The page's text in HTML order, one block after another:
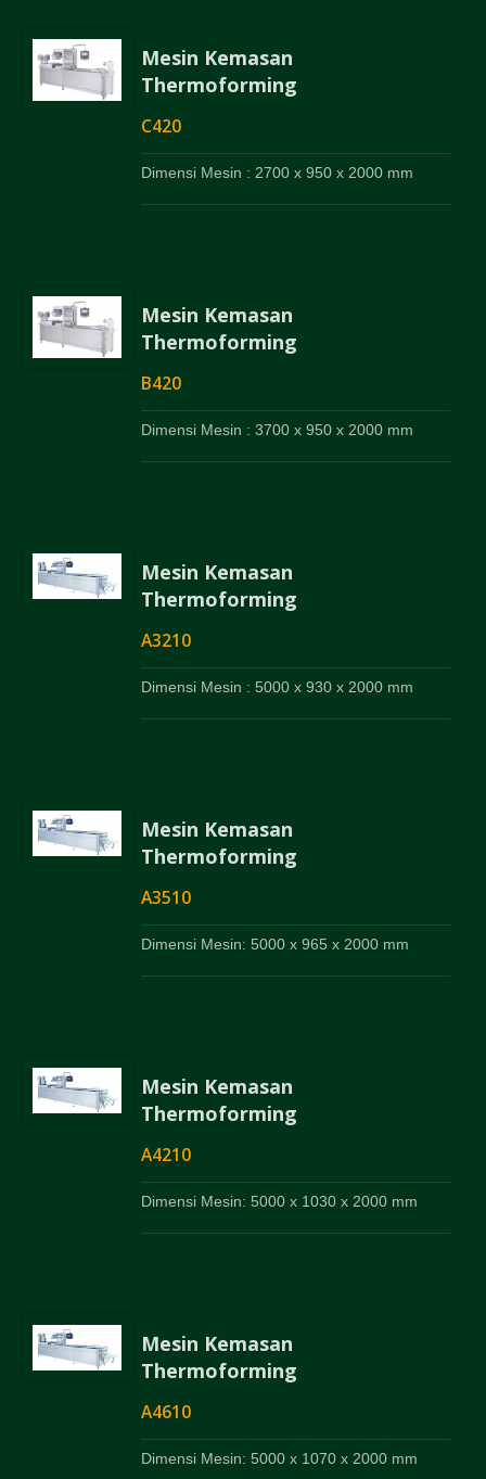
Mesin Kemasan
Thermoforming
C420
Dimensi Mesin : 2700 x 950 x 2000 mm
Mesin Kemasan
Thermoforming
B420
Dimensi Mesin : 3700 x 950 x 2000 mm
Mesin Kemasan
Thermoforming
A3210
Dimensi Mesin : 5000 x 930 x 2000 mm
Mesin Kemasan
Thermoforming
A3510
Dimensi Mesin: 5000 x 965 x 2000 mm
Mesin Kemasan
Thermoforming
A4210
Dimensi Mesin: 5000 x 1030 x 2000 mm
Mesin Kemasan
Thermoforming
A4610
Dimensi Mesin: 5000 x 1070 x 2000 mm